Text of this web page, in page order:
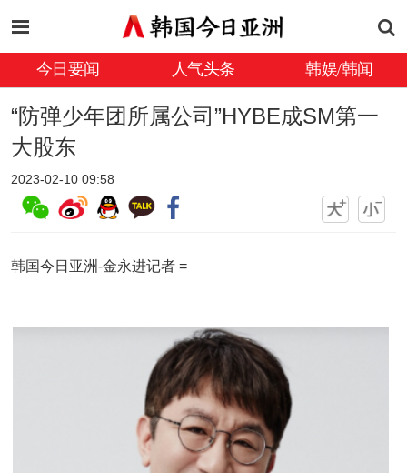
今日要闻 人气头条 韩娱/韩闻
“防弹少年团所属公司”HYBE成SM第一
大股东
2023-02-10 09:58
韩国今日亚洲-金永进记者 =